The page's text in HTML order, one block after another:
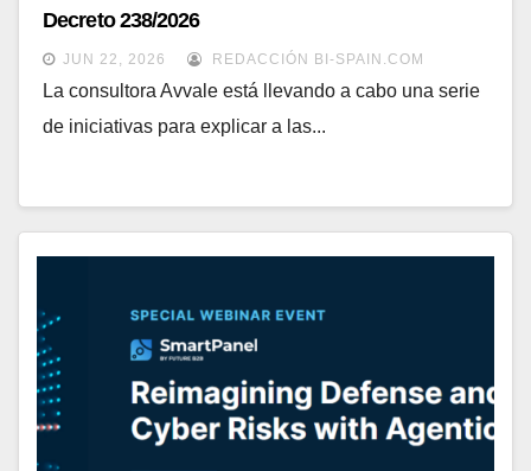
Decreto 238/2026
JUN 22, 2026 REDACCIÓN BI-SPAIN.COM
La consultora Avvale está llevando a cabo una serie
de iniciativas para explicar a las...